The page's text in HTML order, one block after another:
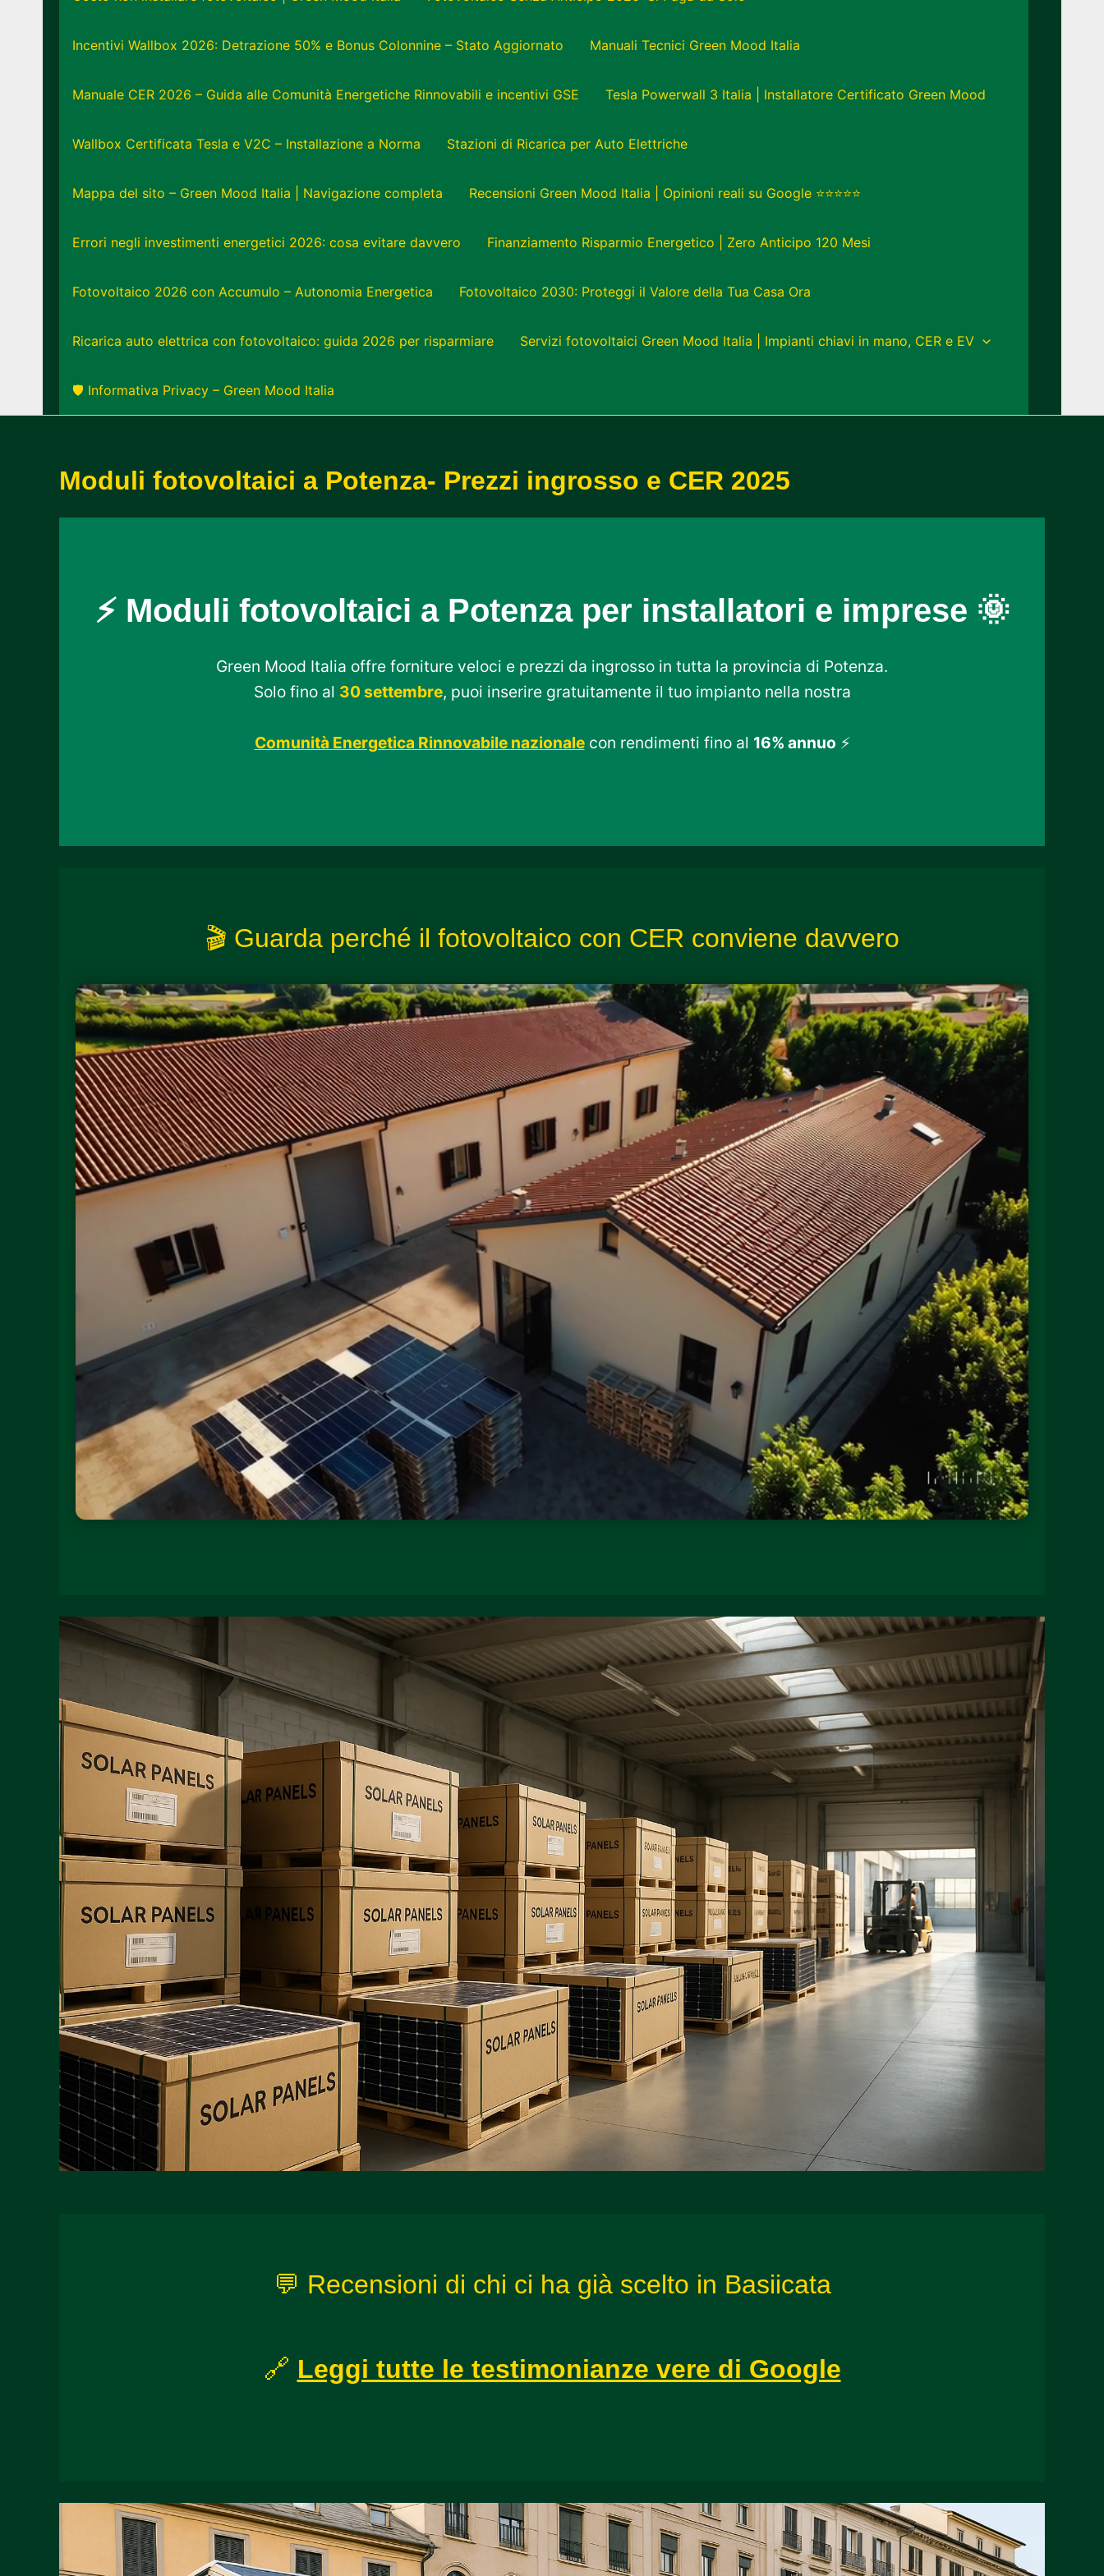
Incentivi Wallbox 2026: Detrazione 50% e Bonus Colonnine – Stato Aggiornato Manuali Tecnici Green Mood Italia
Manuale CER 2026 – Guida alle Comunità Energetiche Rinnovabili e incentivi GSE Tesla Powerwall 3 Italia | Installatore Certificato Green Mood
Wallbox Certificata Tesla e V2C – Installazione a Norma Stazioni di Ricarica per Auto Elettriche
Mappa del sito – Green Mood Italia | Navigazione completa Recensioni Green Mood Italia | Opinioni reali su Google ⭐⭐⭐⭐⭐
Errori negli investimenti energetici 2026: cosa evitare davvero Finanziamento Risparmio Energetico | Zero Anticipo 120 Mesi
Fotovoltaico 2026 con Accumulo – Autonomia Energetica Fotovoltaico 2030: Proteggi il Valore della Tua Casa Ora
Ricarica auto elettrica con fotovoltaico: guida 2026 per risparmiare Servizi fotovoltaici Green Mood Italia | Impianti chiavi in mano, CER e EV
🛡️ Informativa Privacy – Green Mood Italia
Moduli fotovoltaici a Potenza- Prezzi ingrosso e CER 2025
⚡ Moduli fotovoltaici a Potenza per installatori e imprese 🌞
Green Mood Italia offre forniture veloci e prezzi da ingrosso in tutta la provincia di Potenza.
Solo fino al 30 settembre, puoi inserire gratuitamente il tuo impianto nella nostra
Comunità Energetica Rinnovabile nazionalecon rendimenti fino al 16% annuo ⚡
🎬 Guarda perché il fotovoltaico con CER conviene davvero
💬 Recensioni di chi ci ha già scelto in Basiicata
🔗 Leggi tutte le testimonianze vere di Google